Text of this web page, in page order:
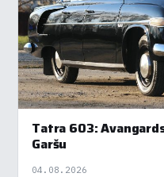
Tatra 603:
Garšu
04.08.2026